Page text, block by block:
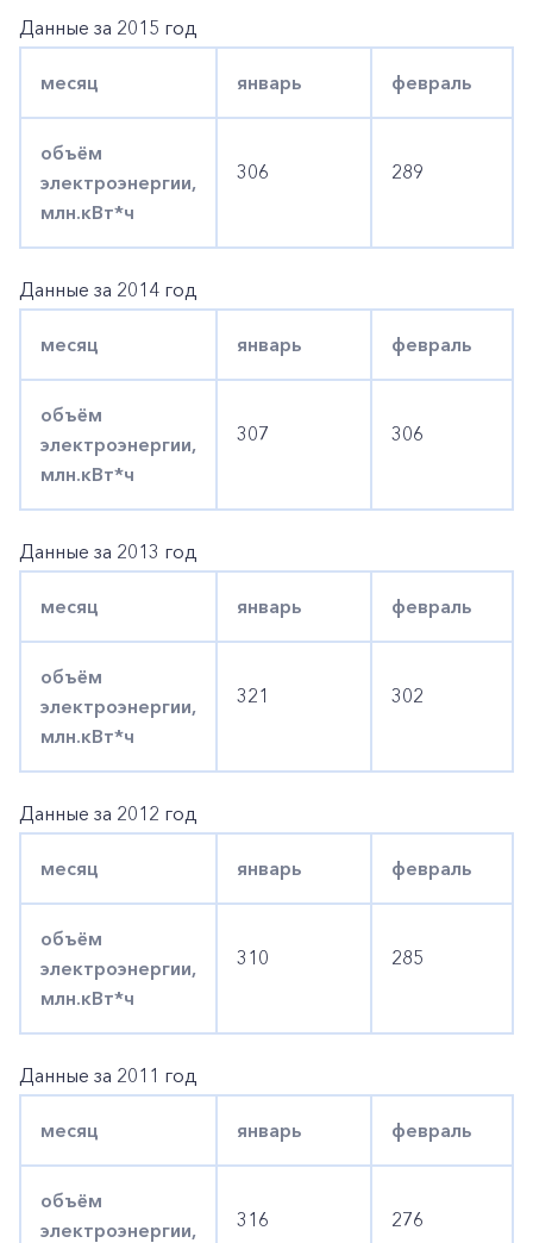
+7-800-700-24-57
Корпоративным клиентам
Данные за 2015 год
месяц январь февраль
объём
электроэнергии,
млн.кВт*ч
306 289
Данные за 2014 год
месяц январь февраль
объём
электроэнергии,
млн.кВт*ч
307 306
Данные за 2013 год
месяц январь февраль
объём
электроэнергии,
млн.кВт*ч
321 302
Данные за 2012 год
месяц январь февраль
объём
электроэнергии,
млн.кВт*ч
310 285
Данные за 2011 год
месяц январь февраль
объём
электроэнергии,
316 276